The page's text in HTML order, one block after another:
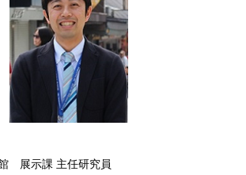
展示課 主任研究員